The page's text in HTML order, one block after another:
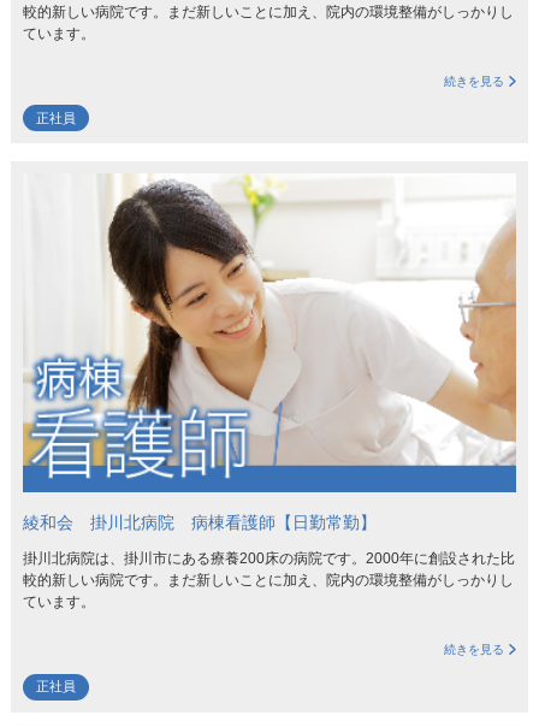
較的新しい病院です。まだ新しいことに加え、院内の環境整備がしっかりし
ています。
続きを見る
正社員
綾和会 掛川北病院 病棟看護師【日勤常勤】
掛川北病院は、掛川市にある療養200床の病院です。2000年に創設された比
較的新しい病院です。まだ新しいことに加え、院内の環境整備がしっかりし
ています。
続きを見る
正社員